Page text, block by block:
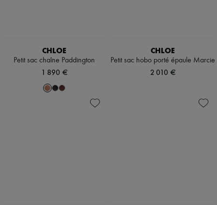
CHLOE
Petit sac chaîne Paddington
1 890 €
CHLOE
Petit sac hobo porté épaule Marcie
2 010 €